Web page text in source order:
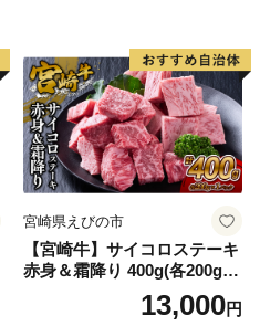
宮崎県えびの市
【宮崎牛】サイコロステーキ
赤身＆霜降り 400g(各200g×
１P 計2P) 真空パック 冷凍
13,000円